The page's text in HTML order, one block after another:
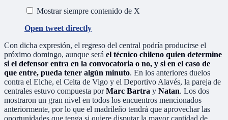
Mostrar siempre contenido de X
Open tweet directly
Con dicha expresión, el regreso del central podría producirse el
próximo domingo, aunque será el técnico chileno quien determine
si el defensor entra en la convocatoria o no, y si en el caso de
que entre, pueda tener algún minuto. En los anteriores duelos
contra el Elche, el Celta de Vigo y el Deportivo Alavés, la pareja de
centrales estuvo compuesta porMarc Bartra y Natan. Los dos
mostraron un gran nivel en todos los encuentros mencionados
anteriormente, por lo que el madrileño tendrá que aprovechar las
oportunidades que tenga si quiere disputar la mayor cantidad de